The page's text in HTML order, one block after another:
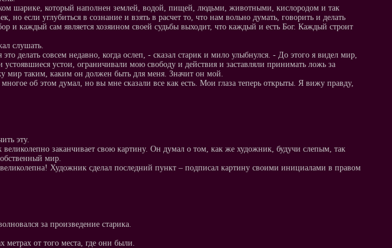
шарике, который наполнен землей, водой, пищей, людьми, животными, кислородом и так
но если углубиться в сознание и взять в расчет то, что нам вольно думать, говорить и делать
и каждый сам является хозяином своей судьбы выходит, что каждый и есть Бог. Каждый строит
слушать.
делать совсем недавно, когда ослеп, - сказал старик и мило улыбнулся. - До этого я видел мир,
устои, ограничивали мою свободу и действия и заставляли принимать ложь за
мир таким, каким он должен быть для меня. Значит он мой.
об этом думал, но вы мне сказали все как есть. Мои глаза теперь открыты. Я вижу правду,
эту.
великолепно заканчивает свою картину. Он думал о том, как же художник, будучи слепым, так
мир.
Художник сделал последний пункт – подписал картину своими инициалами в правом
за произведение старика.
от того места, где они были.